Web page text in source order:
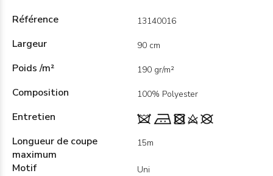
Référence 13140016
Largeur 90 cm
Poids /m² 190 gr/m²
Composition 100% Polyester
Entretien
Longueur de coupe
maximum
15m
Motif Uni